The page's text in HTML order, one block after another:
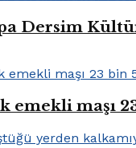
Dersim
emekli maşı